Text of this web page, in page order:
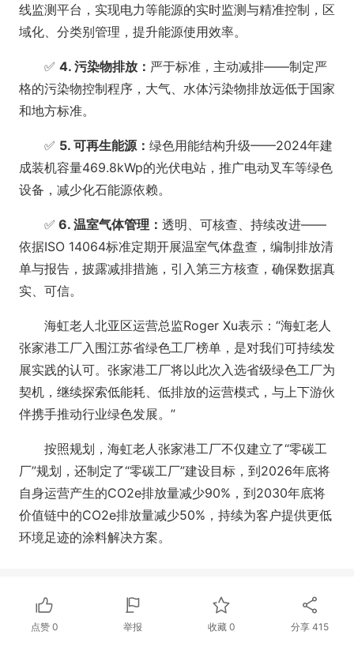
线监测平台，实现电力等能源的实时监测与精准控制，区
域化、分类别管理，提升能源使用效率。
✅ 4. 污染物排放： 严于标准，主动减排——制定严
格的污染物控制程序，大气、水体污染物排放远低于国家
和地方标准。
✅ 5. 可再生能源： 绿色用能结构升级——2024年建
成装机容量469.8kWp的光伏电站，推广电动叉车等绿色
设备，减少化石能源依赖。
✅ 6. 温室气体管理： 透明、可核查、持续改进——
依据ISO 14064标准定期开展温室气体盘查，编制排放清
单与报告，披露减排措施，引入第三方核查，确保数据真
实、可信。
海虹老人北亚区运营总监Roger Xu表示：“海虹老人
张家港工厂入围江苏省绿色工厂榜单，是对我们可持续发
展实践的认可。张家港工厂将以此次入选省级绿色工厂为
契机，继续探索低能耗、低排放的运营模式，与上下游伙
伴携手推动行业绿色发展。”
按照规划，海虹老人张家港工厂不仅建立了“零碳工
厂”规划，还制定了“零碳工厂”建设目标，到2026年底将
自身运营产生的CO2e排放量减少90%，到2030年底将
价值链中的CO2e排放量减少50%，持续为客户提供更低
环境足迹的涂料解决方案。
点赞 0 举报 收藏 0 分享 415